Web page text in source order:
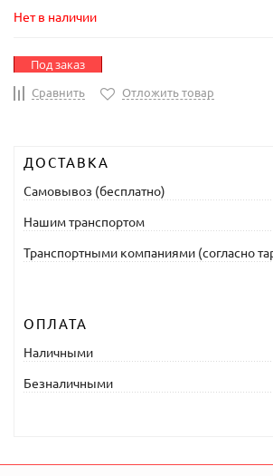
Нет в наличии
Под заказ
Сравнить Отложить товар
ДОСТАВКА
Самовывоз (бесплатно)
Нашим транспортом
Транспортными компаниями (согласно
ОПЛАТА
Наличными
Безналичными